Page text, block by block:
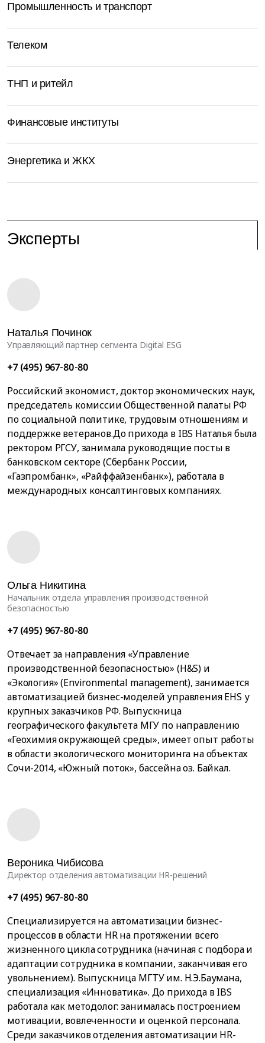
Промышленность и транспорт
Телеком
ТНП и ритейл
Финансовые институты
Энергетика и ЖКХ
Эксперты
Наталья Починок
Управляющий партнер сегмента Digital ESG
+7 (495) 967-80-80
Российский экономист, доктор экономических наук,
председатель комиссии Общественной палаты РФ
по социальной политике, трудовым отношениям и
поддержке ветеранов.До прихода в IBS Наталья была
ректором РГСУ, занимала руководящие посты в
банковском секторе (Сбербанк России,
«Газпромбанк», «Райффайзенбанк»), работала в
международных консалтинговых компаниях.
Ольга Никитина
Начальник отдела управления производственной
безопасностью
+7 (495) 967-80-80
Отвечает за направления «Управление
производственной безопасностью» (H&S) и
«Экология» (Environmental management), занимается
автоматизацией бизнес-моделей управления EHS у
крупных заказчиков РФ. Выпускница
географического факультета МГУ по направлению
«Геохимия окружающей среды», имеет опыт работы
в области экологического мониторинга на объектах
Сочи-2014, «Южный поток», бассейна оз. Байкал.
Вероника Чибисова
Директор отделения автоматизации HR-решений
+7 (495) 967-80-80
Специализируется на автоматизации бизнес-
процессов в области HR на протяжении всего
жизненного цикла сотрудника (начиная с подбора и
адаптации сотрудника в компании, заканчивая его
увольнением). Выпускница МГТУ им. Н.Э.Баумана,
специализация «Инноватика». До прихода в IBS
работала как методолог: занималась построением
мотивации, вовлеченности и оценкой персонала.
Среди заказчиков отделения автоматизации HR-